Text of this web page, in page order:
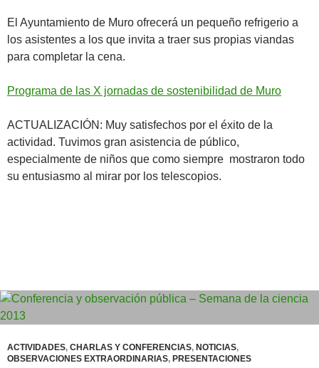
El Ayuntamiento de Muro ofrecerá un pequeño refrigerio a
los asistentes a los que invita a traer sus propias viandas
para completar la cena.
Programa de las X jornadas de sostenibilidad de Muro
ACTUALIZACIÓN: Muy satisfechos por el éxito de la
actividad. Tuvimos gran asistencia de público,
especialmente de niños que como siempre mostraron todo
su entusiasmo al mirar por los telescopios.
ACTIVIDADES, CHARLAS Y CONFERENCIAS, NOTICIAS,
OBSERVACIONES EXTRAORDINARIAS, PRESENTACIONES